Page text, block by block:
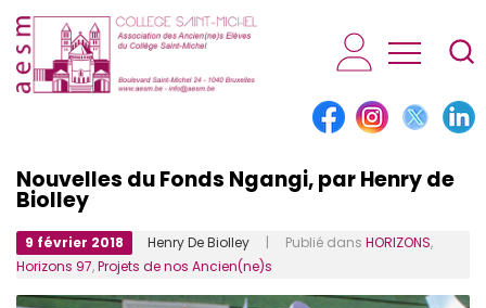
AESM...
Nouvelles du Fonds Ngangi, par Henry de
Biolley
9 février 2018 Henry De Biolley | Publié dans HORIZONS,
Horizons 97,Projets de nos Ancien(ne)s